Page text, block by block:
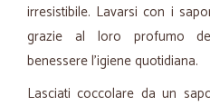
irresistibile. Lavarsi con i
grazie al loro profumo
benessere l’igiene quotidiana.
Lasciati coccolare da un